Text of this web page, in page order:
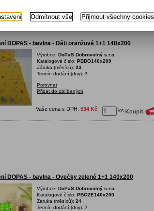
DOPAS - bavlna - Děti oranžové 1+1 140x200
Výrobce: DoPaS Dobrovolný s.r.o.
Katalogové číslo: PBDO140x200
Záruka (měsíců): 24
Termín dodání (dny): 7
Porovnat
Přidat do oblíbených
ks
Vaše cena s DPH: 534 Kč
DOPAS - bavlna - Ovečky zelené 1+1 140x200
Výrobce: DoPaS Dobrovolný s.r.o.
Katalogové číslo: PBOZE140x200
Záruka (měsíců): 24
Termín dodání (dny): 7
Odmítnout vše Přijmout všechny cookies